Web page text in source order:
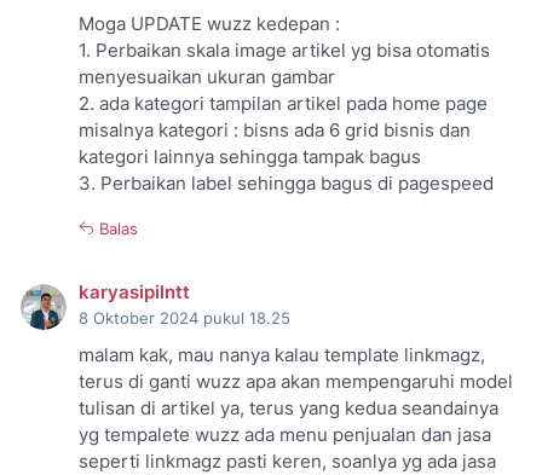
Moga UPDATE wuzz kedepan :
1. Perbaikan skala image artikel yg bisa otomatis
menyesuaikan ukuran gambar
2. ada kategori tampilan artikel pada home page
misalnya kategori : bisns ada 6 grid bisnis dan
kategori lainnya sehingga tampak bagus
3. Perbaikan label sehingga bagus di pagespeed
Balas
karyasipilntt
8 Oktober 2024 pukul 18.25
malam kak, mau nanya kalau template linkmagz,
terus di ganti wuzz apa akan mempengaruhi model
tulisan di artikel ya, terus yang kedua seandainya
yg tempalete wuzz ada menu penjualan dan jasa
seperti linkmagz pasti keren, soanlya yg ada jasa